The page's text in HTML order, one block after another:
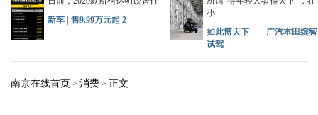
新车 | 售9.99万元起 2
小
如此博天下——广汽本田缤智
试驾
南京在线首页 > 消费 > 正文